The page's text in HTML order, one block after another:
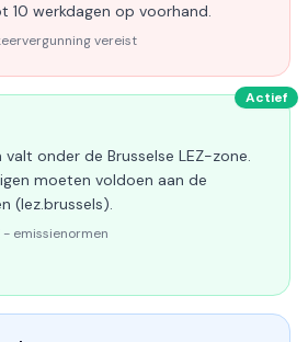
10 werkdagen op voorhand.
vereist
Actief
valt onder de Brusselse LEZ-zone.
moeten voldoen aan de
(lez.brussels).
- emissienormen